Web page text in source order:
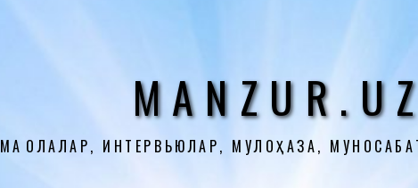
MANZUR.UZ
МАҚОЛАЛАР, ИНТЕРВЬЮЛАР, МУЛОҲАЗА,